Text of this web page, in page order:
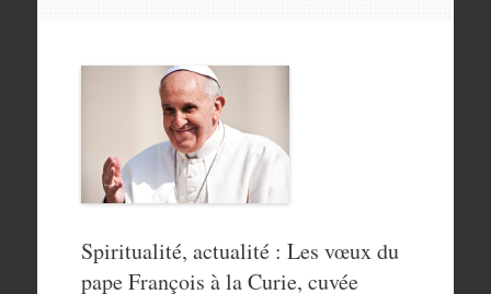
Spiritualité, actualité : Les vœux du
pape François à la Curie, cuvée